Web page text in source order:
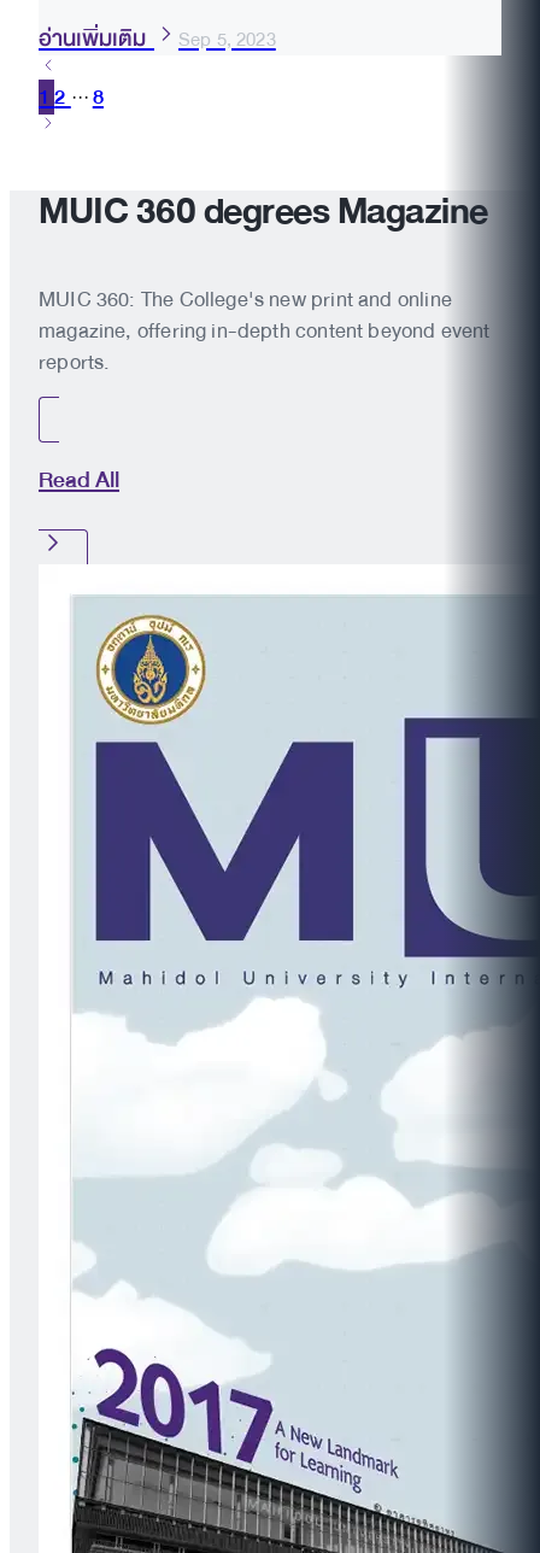
อ่านเพิ่มเติม Sep 5, 2023
12 ··· 8
MUIC 360 degrees Magazine
MUIC 360: The College's new print and online
magazine, offering in-depth content beyond event
reports.
Read All